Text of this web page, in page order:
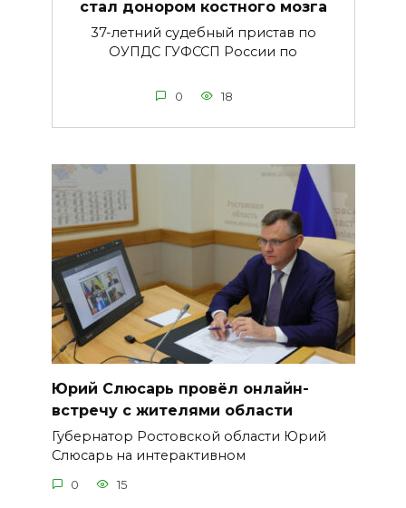
стал донором костного мозга
37-летний судебный пристав по
ОУПДС ГУФССП России по
0 18
Юрий Слюсарь провёл онлайн-
встречу с жителями области
Губернатор Ростовской области Юрий
Слюсарь на интерактивном
0 15